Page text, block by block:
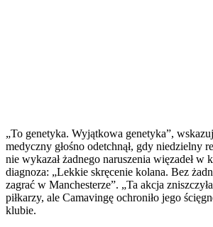
„To genetyka. Wyjątkowa genetyka”,
medyczny głośno odetchnął, gdy niedzielny
nie wykazał żadnego naruszenia więzadeł w
diagnoza: „Lekkie skręcenie kolana. Bez
zagrać w Manchesterze”. „Ta akcja
piłkarzy, ale Camavingę ochroniło jego
klubie.